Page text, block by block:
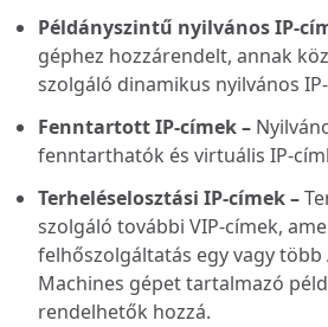
Példányszintű nyilvános IP-
géphez hozzárendelt, annak
szolgáló dinamikus nyilvános
Fenntartott IP-címek –
fenntarthatók és virtuális IP-
Terheléselosztási IP-címek –
szolgáló további VIP-címek,
felhőszolgáltatás egy vagy több
Machines gépet tartalmazó
rendelhetők hozzá.